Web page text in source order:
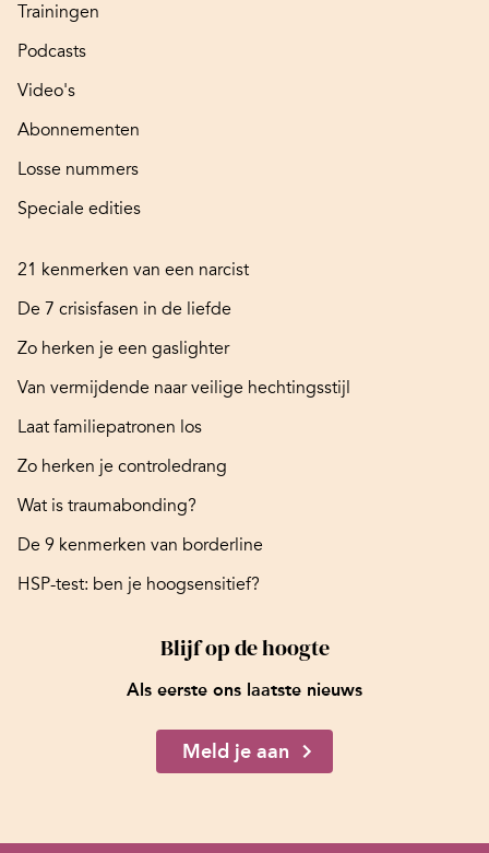
Trainingen
Podcasts
Video's
Abonnementen
Losse nummers
Speciale edities
21 kenmerken van een narcist
De 7 crisisfasen in de liefde
Zo herken je een gaslighter
Van vermijdende naar veilige hechtingsstijl
Laat familiepatronen los
Zo herken je controledrang
Wat is traumabonding?
De 9 kenmerken van borderline
HSP-test: ben je hoogsensitief?
Blijf op de hoogte
Als eerste ons laatste nieuws
Meld je aan